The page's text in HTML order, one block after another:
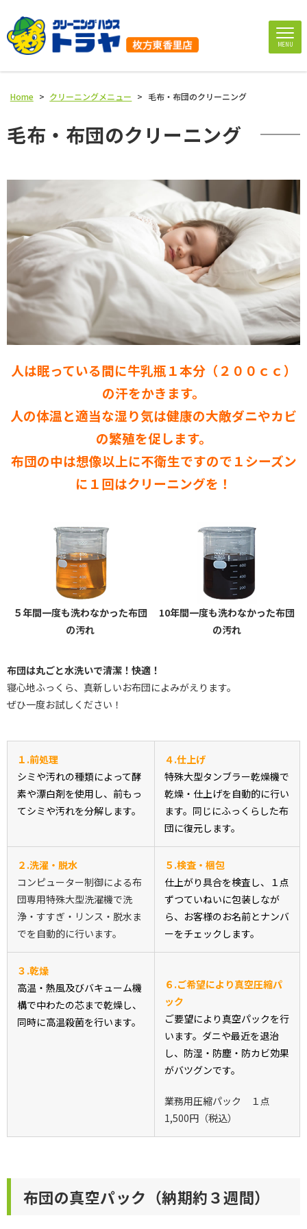
MENU
Home > クリーニングメニュー > 毛布・布団のクリーニング
毛布・布団のクリーニング
人は眠っている間に牛乳瓶１本分（２００ｃｃ）
の汗をかきます。
人の体温と適当な湿り気は健康の大敵ダニやカビ
の繁殖を促します。
布団の中は想像以上に不衛生ですので１シーズン
に１回はクリーニングを！
５年間一度も洗わなかった布団
の汚れ
10年間一度も洗わなかった布団
の汚れ
布団は丸ごと水洗いで清潔！快適！
寝心地ふっくら、真新しいお布団によみがえります。
ぜひ一度お試しください！
１.前処理
シミや汚れの種類によって酵
素や漂白剤を使用し、前もっ
てシミや汚れを分解します。
４.仕上げ
特殊大型タンブラー乾燥機で
乾燥・仕上げを自動的に行い
ます。同じにふっくらした布
団に復元します。
２.洗濯・脱水
コンピューター制御による布
団専用特殊大型洗濯機で洗
浄・すすぎ・リンス・脱水ま
でを自動的に行います。
５.検査・梱包
仕上がり具合を検査し、
１点
ずつていねいに包装しなが
ら、お客様のお名前とナンバ
ーをチェックします。
３.乾燥
高温・熱風及びバキューム機
構で中わたの芯まで乾燥し、
同時に高温殺菌を行います。
６.ご希望により真空圧縮パ
ック
ご要望により真空パックを行
います。ダニや最近を退治
し、 防湿・防塵・防カビ効果
がバツグンです。
業務用圧縮パック １点
1,500円（税込）
布団の真空パック（納期約３週間）